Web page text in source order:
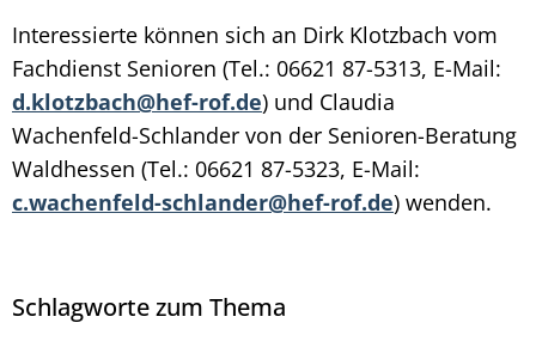
Interessierte können sich an Dirk Klotzbach vom
Fachdienst Senioren (Tel.: 06621 87-5313, E-Mail:
d.klotzbach@hef-rof.de) und Claudia
Wachenfeld-Schlander von der Senioren-Beratung
Waldhessen (Tel.: 06621 87-5323, E-Mail:
c.wachenfeld-schlander@hef-rof.de) wenden.
Schlagworte zum Thema